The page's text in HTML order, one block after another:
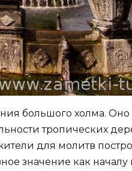
большого холма. Оно
тропических
для молитв
значение как